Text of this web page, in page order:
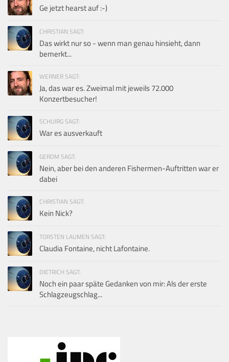
Ge jetzt hearst auf :-)
CHRISTIAN SAGT:
Das wirkt nur so - wenn man genau hinsieht, dann
bemerkt...
WERNER SAGT:
Ja, das war es. Zweimal mit jeweils 72.000
Konzertbesucher!
SCHUIRG SAGT:
War es ausverkauft
GERDM SAGT:
Nein, aber bei den anderen Fishermen-Auftritten war er
dabei
CHRISTIAN SAGT:
Kein Nick?
TORSTEN LAUMEN SAGT:
Claudia Fontaine, nicht Lafontaine.
DIETRICH SAGT:
Noch ein paar späte Gedanken von mir: Als der erste
Schlagzeugschlag...